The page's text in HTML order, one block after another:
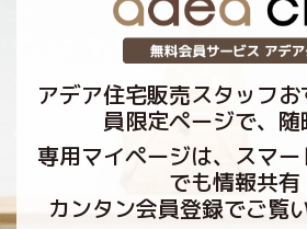
アデア住宅販売スタッフ
員限定ページで、随
専用マイページは、スマ
でも情報共有
カンタン会員登録でご覧